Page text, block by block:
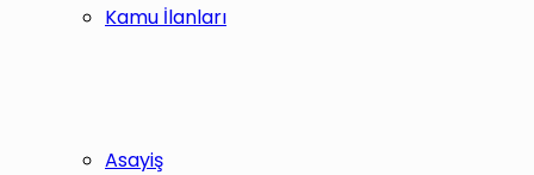
Kamu İlanları
Asayiş